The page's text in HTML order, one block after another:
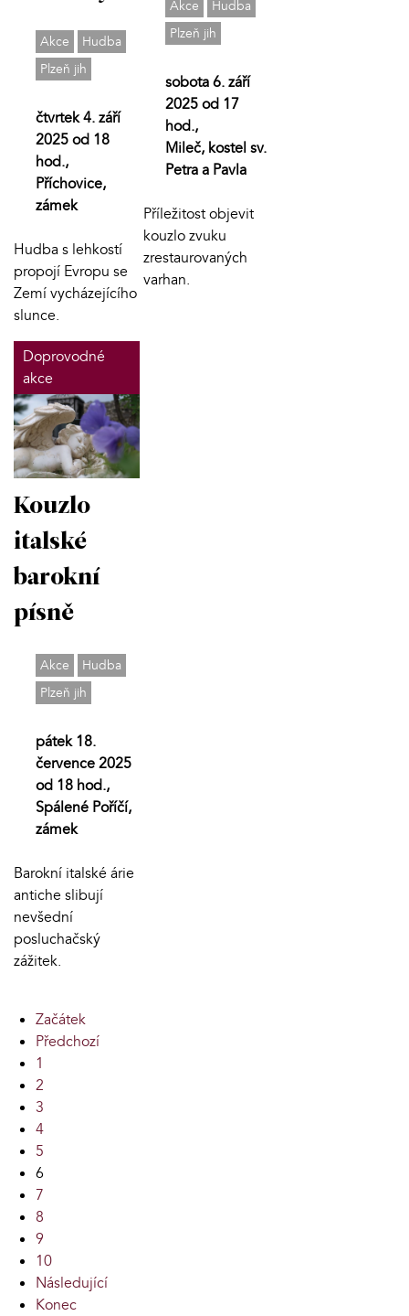
Akce
Hudba
Plzeň jih
čtvrtek 4. září
2025 od 18
hod.,
Příchovice,
zámek
Hudba s lehkostí
propojí Evropu se
Zemí vycházejícího
slunce.
Akce
Hudba
Plzeň jih
sobota 6. září
2025 od 17
hod.,
Mileč, kostel sv.
Petra a Pavla
Příležitost objevit
kouzlo zvuku
zrestaurovaných
varhan.
Doprovodné
akce
Kouzlo
italské
barokní
písně
Akce
Hudba
Plzeň jih
pátek 18.
července 2025
od 18 hod.,
Spálené Poříčí,
zámek
Barokní italské árie
antiche slibují
nevšední
posluchačský
zážitek.
Začátek
Předchozí
1
2
3
4
5
6
7
8
9
10
Následující
Konec